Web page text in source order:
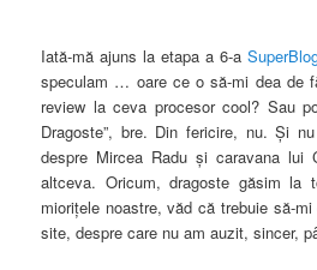
Iată-mă ajuns la etapa a 6-a
speculam … oare ce o să-mi dea de
review la ceva procesor cool? Sau
Dragoste”, bre. Din fericire, nu. Şi
despre Mircea Radu şi caravana lui
altceva. Oricum, dragoste găsim la
mioriţele noastre, văd că trebuie să-
site, despre care nu am auzit, sincer,